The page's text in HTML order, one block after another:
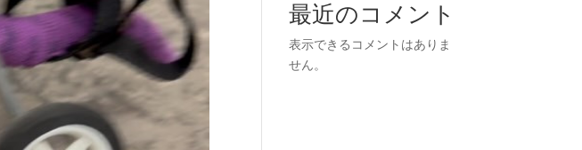
最近のコメント
表示できるコメントはありま
せん。